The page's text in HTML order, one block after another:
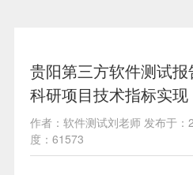
贵阳第三方软件测试
科研项目技术指标实现
作者：软件测试刘老师 发布于
度：61573